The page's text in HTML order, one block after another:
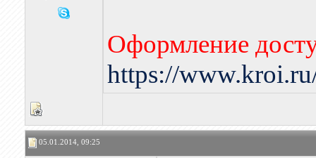
Оформление
https://
05.01.2014, 09:25